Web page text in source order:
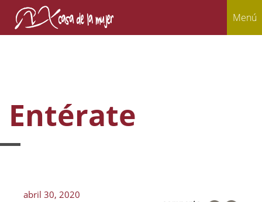
Menú
Entérate
abril 30, 2020